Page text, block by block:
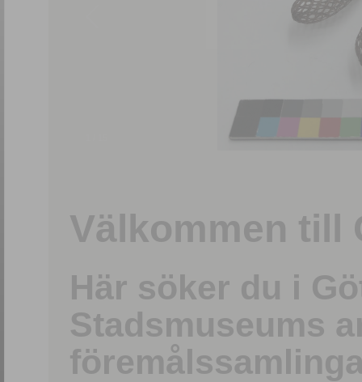
Välkommen till
Här söker du i
Stadsmuseums